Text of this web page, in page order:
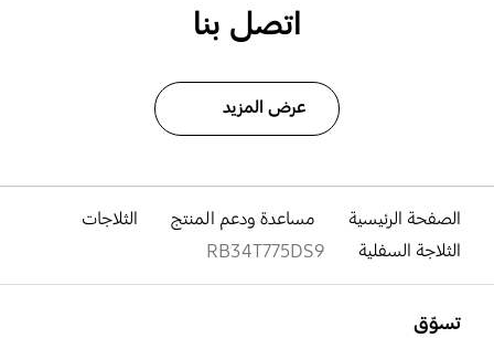
اتصل بنا
عرض المزيد
الصفحة الرئيسية مساعدة ودعم المنتج
الثلاجات
الثلاجة السفلية
RB34T775DS9
تسوّق